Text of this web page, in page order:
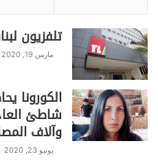
تلفزيون
مارس 19, 2020
الكورونا
شاطئ
وآلاف
يونيو 23, 2020